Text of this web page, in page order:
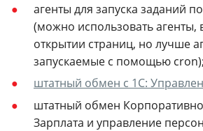
агенты для запуска заданий
(можно использовать
открытии страниц, но лучше
запускаемые с помощью cron);
штатный обмен с 1С:
штатный обмен
Зарплата и управление